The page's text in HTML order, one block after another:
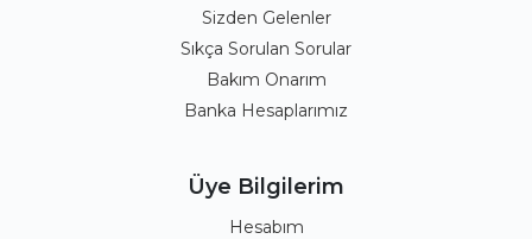
Sizden Gelenler
Sıkça Sorulan Sorular
Bakım Onarım
Banka Hesaplarımız
Üye Bilgilerim
Hesabım